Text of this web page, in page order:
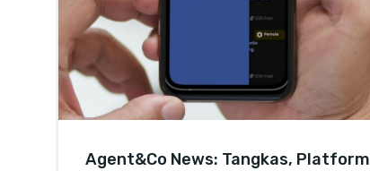
Agent&Co News: Tangkas, Platform